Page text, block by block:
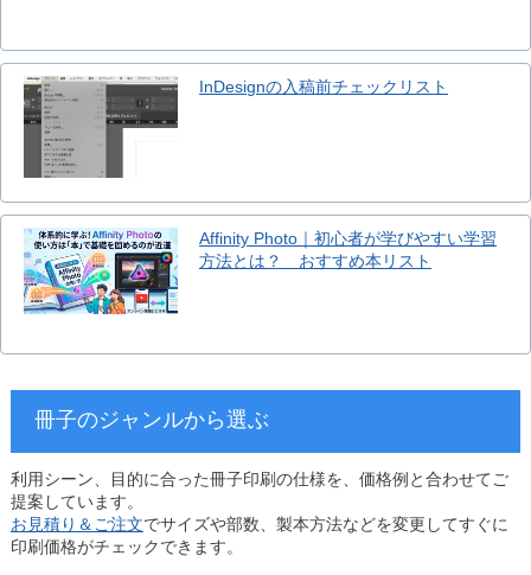
InDesignの入稿前チェックリスト
Affinity Photo｜初心者が学びやすい学習
方法とは？ おすすめ本リスト
冊子のジャンルから選ぶ
利用シーン、目的に合った冊子印刷の仕様を、価格例と合わせてご
提案しています。
お見積り＆ご注文でサイズや部数、製本方法などを変更してすぐに
印刷価格がチェックできます。